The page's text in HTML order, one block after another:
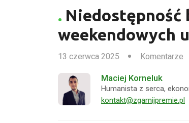
Niedostępność
weekendowych
13 czerwca 2025 Komentarze
Maciej Korneluk
Humanista z serca,
kontakt@zgarnijpremie.pl